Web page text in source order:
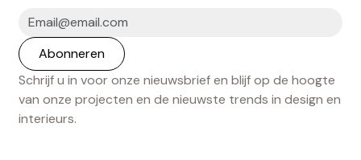
Schrijf u in voor onze nieuwsbrief en blijf op de hoogte
van onze projecten en de nieuwste trends in design en
interieurs.